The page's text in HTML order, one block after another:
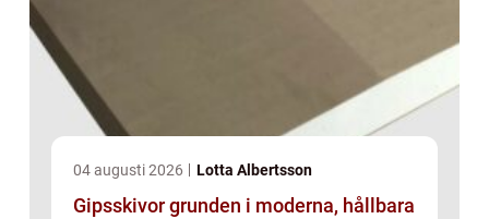
04 augusti 2026 Lotta Albertsson
Gipsskivor grunden i moderna, hållbara